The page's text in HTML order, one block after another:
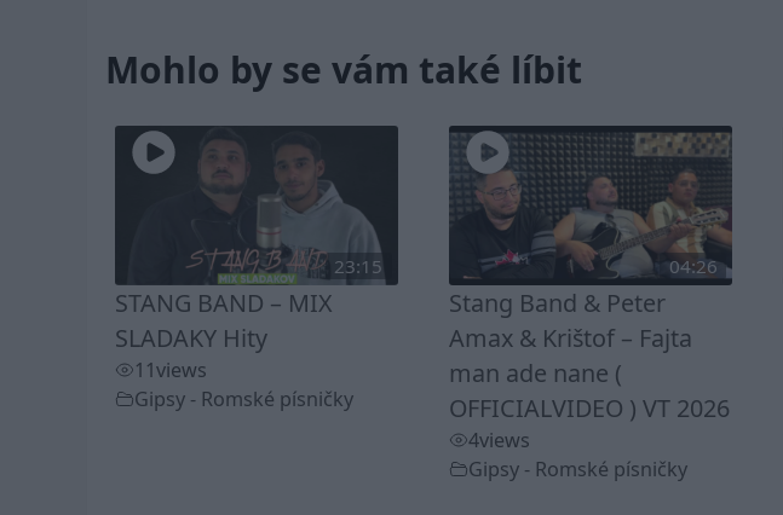
Mohlo by se vám také líbit
23:15
STANG BAND – MIX
SLADAKY Hity
11views
Gipsy - Romské písničky
04:26
Stang Band & Peter
Amax & Krištof – Fajta
man ade nane (
OFFICIALVIDEO ) VT 2026
4views
Gipsy - Romské písničky